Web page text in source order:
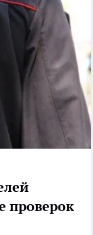
проверок